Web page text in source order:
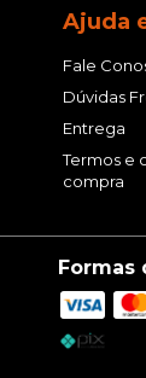
Ajuda
Fale
Dúvidas
Entrega
Termos e
compra
Formas